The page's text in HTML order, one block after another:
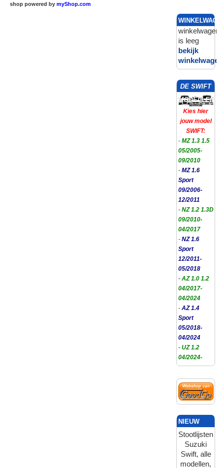
shop powered by myShop.com
winkelwagen
is leeg
bekijk
DE SWIFT
MODELLEN
Kies hier
jouw model
SWIFT:
- MZ 1.3 1.5
05/2005-
09/2010
- MZ 1.6
Sport
09/2006-
12/2011
- NZ 1.2 1.3D
09/2010-
04/2017
- NZ 1.6
Sport
12/2011-
05/2018
- AZ 1.0 1.2
04/2017-
04/2024
- AZ 1.4
Sport
05/2018-
04/2024
- UZ 1.2
04/2024-
NIEUW
Stootlijsten
Suzuki
Swift, alle
modellen,